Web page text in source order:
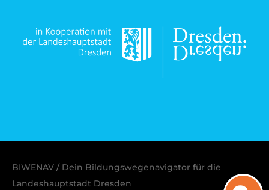
BIWENAV / Dein Bildungswegenavigator für die
Landeshauptstadt Dresden